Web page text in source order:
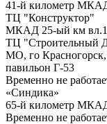
41-й километр
ТЦ "Конструктор"
МКАД 25-ый км вл.1
ТЦ "Строительный
МО, го
павильон Г-53
Временно не
«Синдика»
65-й километр
Временно не